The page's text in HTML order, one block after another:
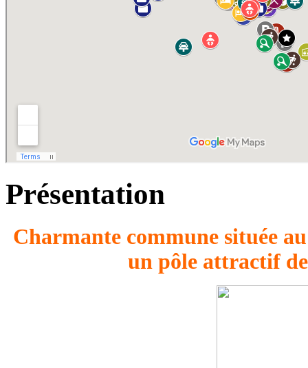
Présentation
Charmante commune située
un pôle attractif